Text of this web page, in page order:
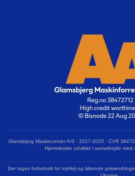
Glamsbjerg Maskincenter A/S · 2017-2025 · CVR
Hjemmeside udviklet i samarbejde
Der tages forbehold for trykfejl og løbende